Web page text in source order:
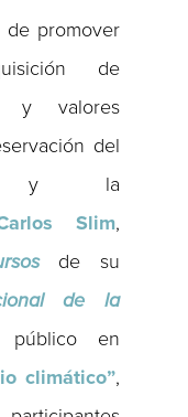
promover
de
y valores
del
y la
Slim,
de su
de la
en
climático”,